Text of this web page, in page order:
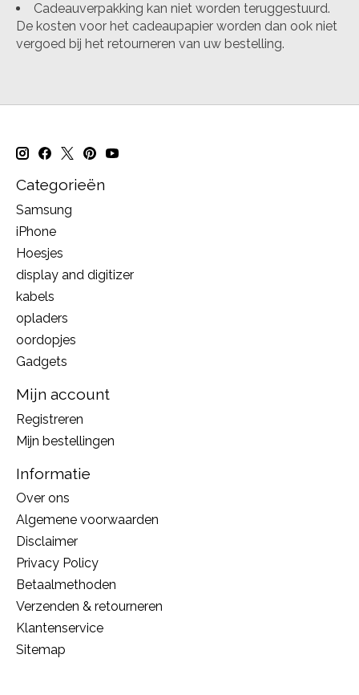
Cadeauverpakking kan niet worden teruggestuurd.
De kosten voor het cadeaupapier worden dan ook niet
vergoed bij het retourneren van uw bestelling.
Categorieën
Samsung
iPhone
Hoesjes
display and digitizer
kabels
opladers
oordopjes
Gadgets
Mijn account
Registreren
Mijn bestellingen
Informatie
Over ons
Algemene voorwaarden
Disclaimer
Privacy Policy
Betaalmethoden
Verzenden & retourneren
Klantenservice
Sitemap